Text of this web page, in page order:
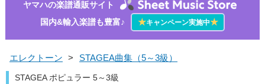
ヤマハの楽譜通販サイト
国内&輸入楽譜も豊富♪
★キャンペーン実施中★
エレクトーン > STAGEA曲集（5～3級）
STAGEA ポピュラー 5～3級